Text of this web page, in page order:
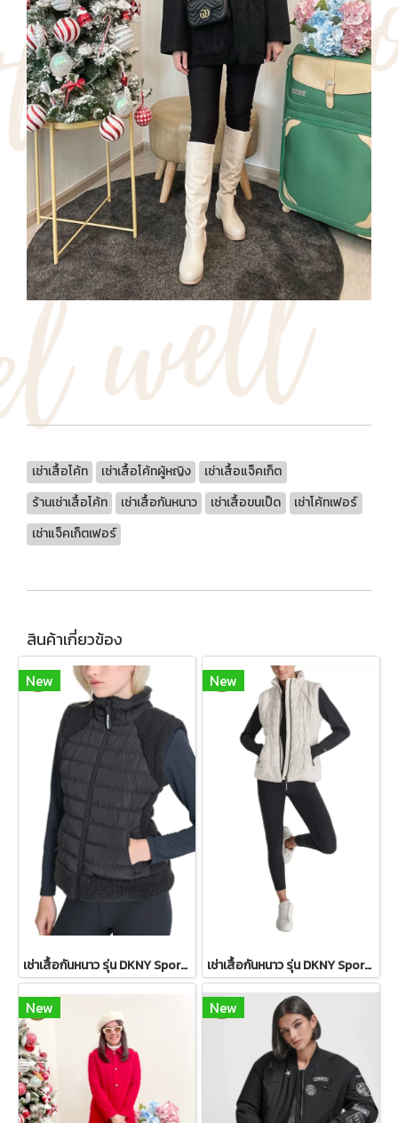
เช่าเสื้อโค้ท เช่าเสื้อโค้ทผู้หญิง
เช่าเสื้อแจ็คเก็ต
ร้านเช่าเสื้อโค้ท
เช่าเสื้อกันหนาว เช่าเสื้อขนเป็ด
เช่าโค้ทเฟอร์
เช่าแจ็คเก็ตเฟอร์
สินค้าเกี่ยวข้อง
New
เช่าเสื้อกันหนาว รุ่น DKNY Sport Sherpa-Trim Puffer Vest WINTERCLOTHFA0297
New
เช่าเสื้อกันหนาว รุ่น DKNY Sport Sherpa-Trim Puffer Vest - Ivory WINTERCLOTHFA0151
New New